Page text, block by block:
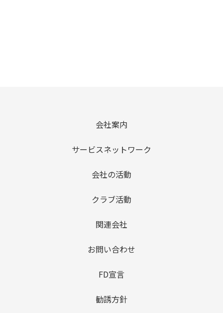
会社案内
サービスネットワーク
会社の活動
クラブ活動
関連会社
お問い合わせ
FD宣言
勧誘方針